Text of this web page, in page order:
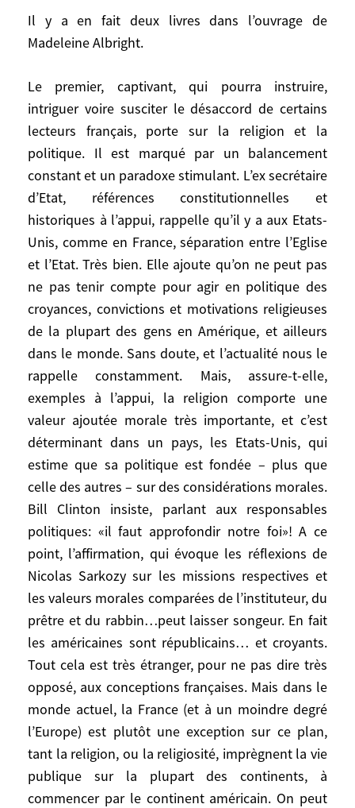
Il y a en fait deux livres dans l’ouvrage de
Madeleine Albright.
Le premier, captivant, qui pourra instruire,
intriguer voire susciter le désaccord de certains
lecteurs français, porte sur la religion et la
politique. Il est marqué par un balancement
constant et un paradoxe stimulant. L’ex secrétaire
d’Etat, références constitutionnelles et
historiques à l’appui, rappelle qu’il y a aux Etats-
Unis, comme en France, séparation entre l’Eglise
et l’Etat. Très bien. Elle ajoute qu’on ne peut pas
ne pas tenir compte pour agir en politique des
croyances, convictions et motivations religieuses
de la plupart des gens en Amérique, et ailleurs
dans le monde. Sans doute, et l’actualité nous le
rappelle constamment. Mais, assure-t-elle,
exemples à l’appui, la religion comporte une
valeur ajoutée morale très importante, et c’est
déterminant dans un pays, les Etats-Unis, qui
estime que sa politique est fondée – plus que
celle des autres – sur des considérations morales.
Bill Clinton insiste, parlant aux responsables
politiques: «il faut approfondir notre foi»! A ce
point, l’affirmation, qui évoque les réflexions de
Nicolas Sarkozy sur les missions respectives et
les valeurs morales comparées de l’instituteur, du
prêtre et du rabbin…peut laisser songeur. En fait
les américaines sont républicains… et croyants.
Tout cela est très étranger, pour ne pas dire très
opposé, aux conceptions françaises. Mais dans le
monde actuel, la France (et à un moindre degré
l’Europe) est plutôt une exception sur ce plan,
tant la religion, ou la religiosité, imprègnent la vie
publique sur la plupart des continents, à
commencer par le continent américain. On peut
Madeleine Albright.
Le premier, captivant, qui pourra instruire,
intriguer voire susciter le désaccord de
certains lecteurs français, porte sur la
religion et la politique. Il est marqué par
un balancement constant et un paradoxe
stimulant. L’ex secrétaire d’Etat, références
constitutionnelles et historiques à l’appui,
rappelle qu’il y a aux Etats-Unis, comme en
France, séparation entre l’Eglise et l’Etat.
Très bien. Elle ajoute qu’on ne peut pas ne
pas tenir compte pour agir en politique des
croyances, convictions et motivations
religieuses de la plupart des gens en
Amérique, et ailleurs dans le monde. Sans
doute, et l’actualité nous le rappelle
constamment. Mais, assure-t-elle,
exemples à l’appui, la religion comporte
une valeur ajoutée morale très importante,
et c’est déterminant dans un pays, les
Etats-Unis, qui estime que sa politique est
fondée – plus que celle des autres – sur
des considérations morales. Bill Clinton
insiste, parlant aux responsables
politiques: «il faut approfondir notre foi»! A
ce point, l’affirmation, qui évoque les
réflexions de Nicolas Sarkozy sur les
missions respectives et les valeurs morales
comparées de l’instituteur, du prêtre et du
rabbin…peut laisser songeur. En fait les
américaines sont républicains… et
croyants. Tout cela est très étranger, pour
ne pas dire très opposé, aux conceptions
françaises. Mais dans le monde actuel, la
France (et à un moindre degré l’Europe) est
plutôt une exception sur ce plan, tant la